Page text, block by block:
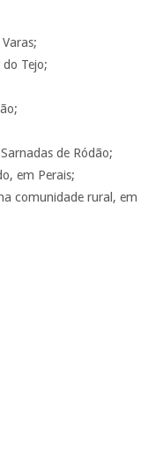
Tejo;
de Ródão;
em Perais;
comunidade rural, em